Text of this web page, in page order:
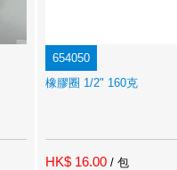
654050
橡膠圈 1/2" 160克
HK$ 16.00 / 包